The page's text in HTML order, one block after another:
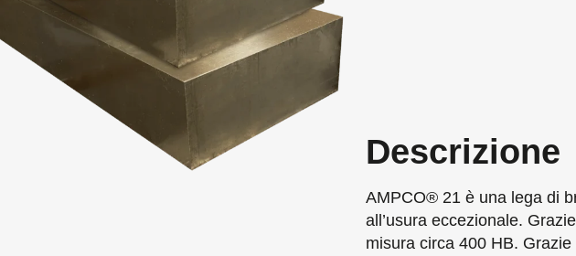
Descrizione
AMPCO® 21 è una lega di
all’usura eccezionale.
misura circa 400 HB.